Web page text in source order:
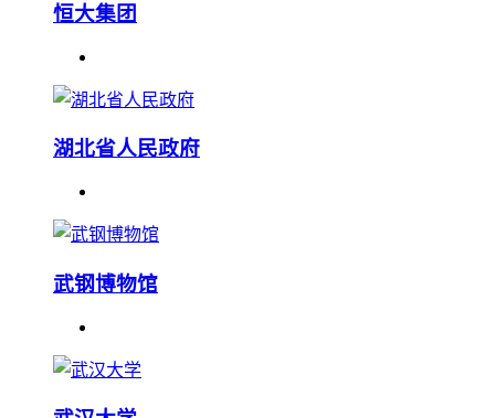
恒大集团
湖北省人民政府
武钢博物馆